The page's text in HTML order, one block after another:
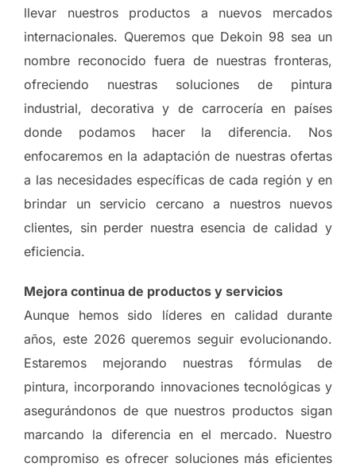
llevar nuestros productos a nuevos mercados
internacionales. Queremos que Dekoin 98 sea un
nombre reconocido fuera de nuestras fronteras,
ofreciendo nuestras soluciones de pintura
industrial, decorativa y de carrocería en países
donde podamos hacer la diferencia. Nos
enfocaremos en la adaptación de nuestras ofertas
a las necesidades específicas de cada región y en
brindar un servicio cercano a nuestros nuevos
clientes, sin perder nuestra esencia de calidad y
eficiencia.
Mejora continua de productos y servicios
Aunque hemos sido líderes en calidad durante
años, este 2026 queremos seguir evolucionando.
Estaremos mejorando nuestras fórmulas de
pintura, incorporando innovaciones tecnológicas y
asegurándonos de que nuestros productos sigan
marcando la diferencia en el mercado. Nuestro
compromiso es ofrecer soluciones más eficientes